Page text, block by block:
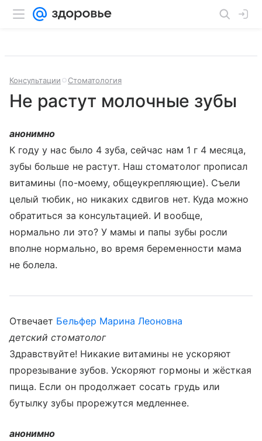
Консультации Стоматология
Не растут молочные зубы
анонимно
К году у нас было 4 зуба, сейчас нам 1 г 4 месяца,
зубы больше не растут. Наш стоматолог прописал
витамины (по-моему, общеукрепляющие). Съели
целый тюбик, но никаких сдвигов нет. Куда можно
обратиться за консультацией. И вообще,
нормально ли это? У мамы и папы зубы росли
вполне нормально, во время беременности мама
не болела.
Отвечает Бельфер Марина Леоновна
детский стоматолог
Здравствуйте! Никакие витамины не ускоряют
прорезывание зубов. Ускоряют гормоны и жёсткая
пища. Если он продолжает сосать грудь или
бутылку зубы прорежутся медленнее.
анонимно